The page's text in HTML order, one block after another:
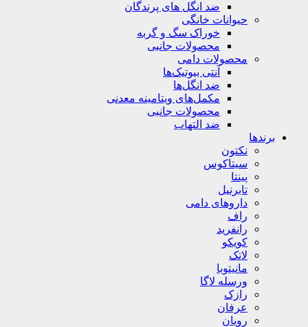
ضد انگل های پرندگان
حیوانات خانگی
خوراک سگ و گربه
محصولات جانبی
محصولات دامی
آنتی بیوتیک‌ها
ضد انگل‌ها
مکمل‌های ویتامینه معدنی
محصولات جانبی
ضد التهاب
برندها
نکتون
سیتاکوس
پینتا
تابرنیل
داروهای دامی
راف
رانفرید
کویکو
لاتک
مانیتوبا
ورسله لاگا
رازک
عرفان
رویان